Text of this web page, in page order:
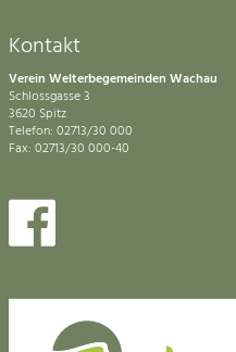
Kontakt
Verein Welterbegemeinden Wachau
Schlossgasse 3
3620 Spitz
Telefon: 02713/30 000
Fax: 02713/30 000-40